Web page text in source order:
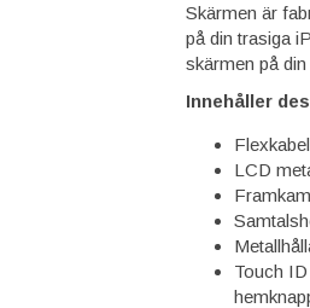
Skärmen är
på din trasiga
skärmen på
Innehåller
Flexkabel
LCD
Touch